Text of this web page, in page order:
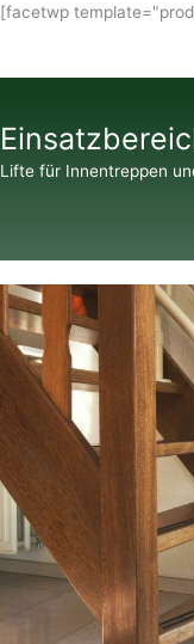
[facetwp
Lifte für Innentreppen